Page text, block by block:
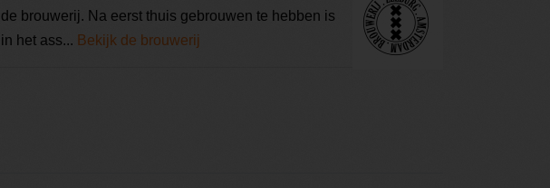
brouwerij. Na eerst thuis gebrouwen te hebben is
het ass... Bekijk de brouwerij